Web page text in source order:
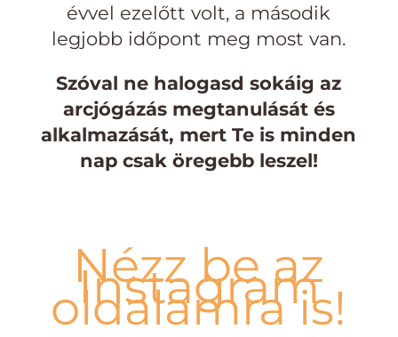
évvel ezelőtt volt, a második
legjobb időpont meg most van.
Szóval ne halogasd sokáig az
arcjógázás megtanulását és
alkalmazását, mert Te is minden
nap csak öregebb leszel!
Nézz be az
Instagram
oldalamra is!